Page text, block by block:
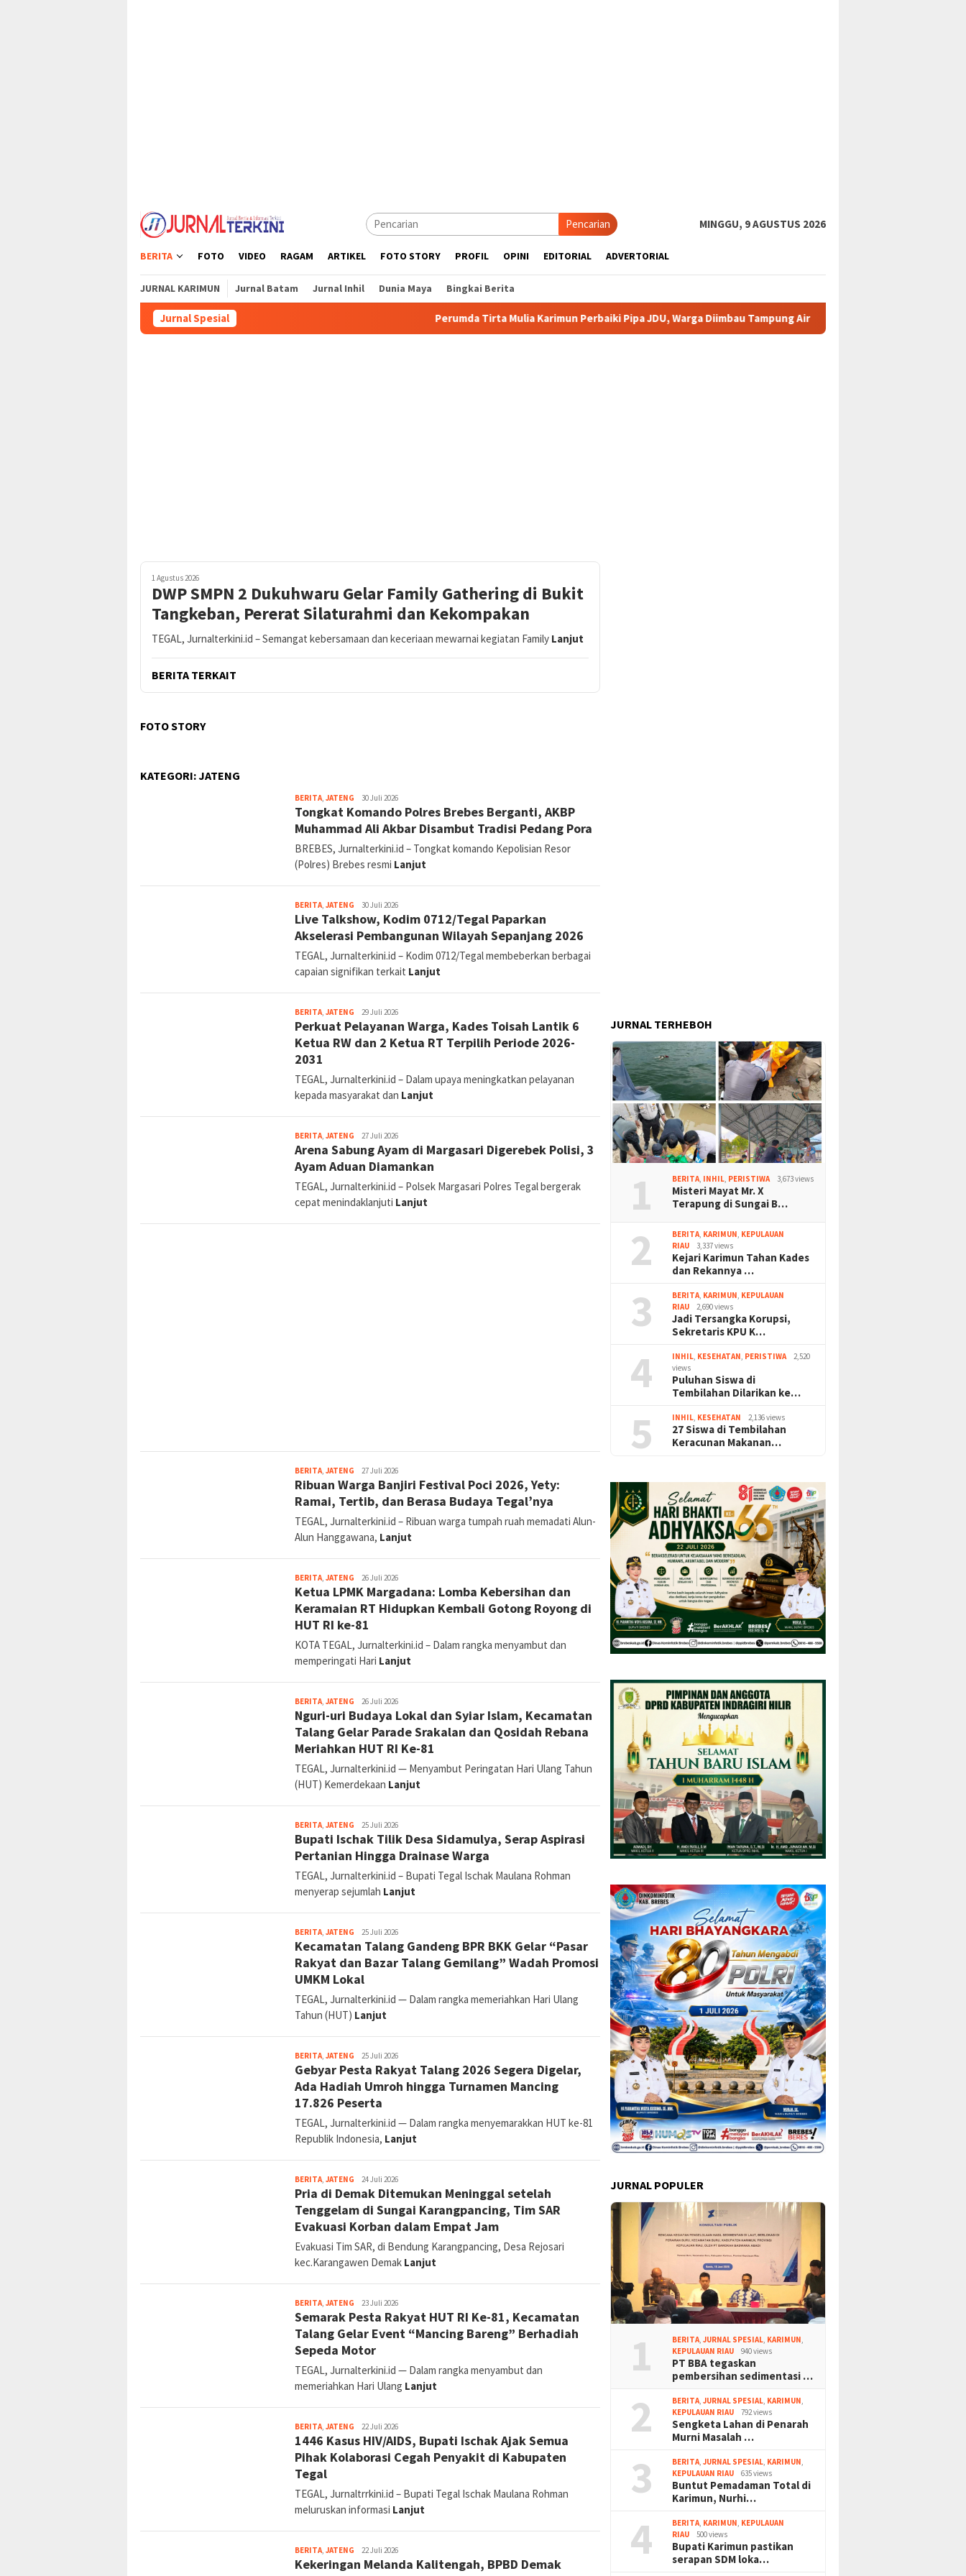
Pencarian MINGGU, 9 AGUSTUS 2026
BERITA FOTO VIDEO RAGAM ARTIKEL FOTO STORY PROFIL OPINI EDITORIAL ADVERTORIAL
JURNAL KARIMUN Jurnal Batam Jurnal Inhil Dunia Maya Bingkai Berita
Jurnal Spesial Perumda Tirta Mulia Karimun Perbaiki Pipa JDU, Warga Diimbau Tampung Air Pemkab Karimun minta warga tidak
1 Agustus 2026
DWP SMPN 2 Dukuhwaru Gelar Family Gathering di Bukit
Tangkeban, Pererat Silaturahmi dan Kekompakan
TEGAL, Jurnalterkini.id – Semangat kebersamaan dan keceriaan mewarnai kegiatan Family Lanjut
BERITA TERKAIT
FOTO STORY
KATEGORI:JATENG
BERITA, JATENG Reporter:
Supriyadi
&
Brebes)
30 Juli 2026
Tongkat Komando Polres Brebes Berganti, AKBP
Muhammad Ali Akbar Disambut Tradisi Pedang Pora
BREBES, Jurnalterkini.id – Tongkat komando Kepolisian Resor
(Polres) Brebes resmi Lanjut
BERITA, JATENG Reporter:
Supriyadi
&
Brebes)
30 Juli 2026
Live Talkshow, Kodim 0712/Tegal Paparkan
Akselerasi Pembangunan Wilayah Sepanjang 2026
TEGAL, Jurnalterkini.id – Kodim 0712/Tegal membeberkan berbagai
capaian signifikan terkait Lanjut
BERITA, JATENG Reporter:
Supriyadi
(Tegal
&
29 Juli 2026
Perkuat Pelayanan Warga, Kades Toisah Lantik 6
Ketua RW dan 2 Ketua RT Terpilih Periode 2026-
2031
TEGAL, Jurnalterkini.id – Dalam upaya meningkatkan pelayanan
kepada masyarakat dan Lanjut
BERITA, JATENG Reporter:
Supriyadi
(Tegal
&
Brebes)
27 Juli 2026
Arena Sabung Ayam di Margasari Digerebek Polisi, 3
Ayam Aduan Diamankan
TEGAL, Jurnalterkini.id – Polsek Margasari Polres Tegal bergerak
cepat menindaklanjuti Lanjut
BERITA, JATENG Reporter:
Supriyadi
(Tegal
&
Brebes)
27 Juli 2026
Ribuan Warga Banjiri Festival Poci 2026, Yety:
Ramai, Tertib, dan Berasa Budaya Tegal’nya
TEGAL, Jurnalterkini.id – Ribuan warga tumpah ruah memadati Alun-
Alun Hanggawana, Lanjut
BERITA, JATENG Reporter:
Supriyadi
&
Brebes)
26 Juli 2026
Ketua LPMK Margadana: Lomba Kebersihan dan
Keramaian RT Hidupkan Kembali Gotong Royong di
HUT RI ke-81
KOTA TEGAL, Jurnalterkini.id – Dalam rangka menyambut dan
memperingati Hari Lanjut
BERITA, JATENG Reporter:
Supriyadi
&
Brebes)
26 Juli 2026
Nguri-uri Budaya Lokal dan Syiar Islam, Kecamatan
Talang Gelar Parade Srakalan dan Qosidah Rebana
Meriahkan HUT RI Ke-81
TEGAL, Jurnalterkini.id — Menyambut Peringatan Hari Ulang Tahun
(HUT) Kemerdekaan Lanjut
BERITA, JATENG Reporter:
Supriyadi
&
Brebes)
25 Juli 2026
Bupati Ischak Tilik Desa Sidamulya, Serap Aspirasi
Pertanian Hingga Drainase Warga
TEGAL, Jurnalterkini.id – Bupati Tegal Ischak Maulana Rohman
menyerap sejumlah Lanjut
BERITA, JATENG Reporter:
Supriyadi
&
Brebes)
25 Juli 2026
Kecamatan Talang Gandeng BPR BKK Gelar “Pasar
Rakyat dan Bazar Talang Gemilang” Wadah Promosi
UMKM Lokal
TEGAL, Jurnalterkini.id — Dalam rangka memeriahkan Hari Ulang
Tahun (HUT) Lanjut
BERITA, JATENG Reporter:
Supriyadi
&
Brebes)
25 Juli 2026
Gebyar Pesta Rakyat Talang 2026 Segera Digelar,
Ada Hadiah Umroh hingga Turnamen Mancing
17.826 Peserta
TEGAL, Jurnalterkini.id — Dalam rangka menyemarakkan HUT ke-81
Republik Indonesia, Lanjut
BERITA, JATENG Ponco
Harsabdo
24 Juli 2026
Pria di Demak Ditemukan Meninggal setelah
Tenggelam di Sungai Karangpancing, Tim SAR
Evakuasi Korban dalam Empat Jam
Evakuasi Tim SAR, di Bendung Karangpancing, Desa Rejosari
kec.Karangawen Demak Lanjut
BERITA, JATENG Reporter:
Supriyadi
&
Brebes)
23 Juli 2026
Semarak Pesta Rakyat HUT RI Ke-81, Kecamatan
Talang Gelar Event “Mancing Bareng” Berhadiah
Sepeda Motor
TEGAL, Jurnalterkini.id — Dalam rangka menyambut dan
memeriahkan Hari Ulang Lanjut
BERITA, JATENG Reporter:
Supriyadi
&
22 Juli 2026
1446 Kasus HIV/AIDS, Bupati Ischak Ajak Semua
Pihak Kolaborasi Cegah Penyakit di Kabupaten
Tegal
TEGAL, Jurnaltrrkini.id – Bupati Tegal Ischak Maulana Rohman
meluruskan informasi Lanjut
BERITA, JATENG Ponco
Harsabdo
22 Juli 2026
Kekeringan Melanda Kalitengah, BPBD Demak
JURNAL TERHEBOH
1 BERITA INHIL PERISTIWA 3,673 views
Misteri Mayat Mr. X
Terapung di Sungai B…
2 BERITA KARIMUN KEPULAUAN
RIAU
3,337 views
Kejari Karimun Tahan Kades
dan Rekannya …
3 BERITA KARIMUN KEPULAUAN
RIAU
2,690 views
Jadi Tersangka Korupsi,
Sekretaris KPU K…
4 INHIL KESEHATAN PERISTIWA
2,520
views
Puluhan Siswa di
Tembilahan Dilarikan ke…
5 INHIL KESEHATAN 2,136 views
27 Siswa di Tembilahan
Keracunan Makanan…
JURNAL POPULER
1 BERITA,JURNAL SPESIAL, KARIMUN,
KEPULAUAN RIAU
940 views
PT BBA tegaskan
pembersihan sedimentasi …
2 BERITA,JURNAL SPESIAL, KARIMUN,
KEPULAUAN RIAU
792 views
Sengketa Lahan di Penarah
Murni Masalah …
3 BERITA,JURNAL SPESIAL, KARIMUN,
KEPULAUAN RIAU
635 views
Buntut Pemadaman Total di
Karimun, Nurhi…
4 BERITA, KARIMUN, KEPULAUAN
RIAU
500 views
Bupati Karimun pastikan
serapan SDM loka…